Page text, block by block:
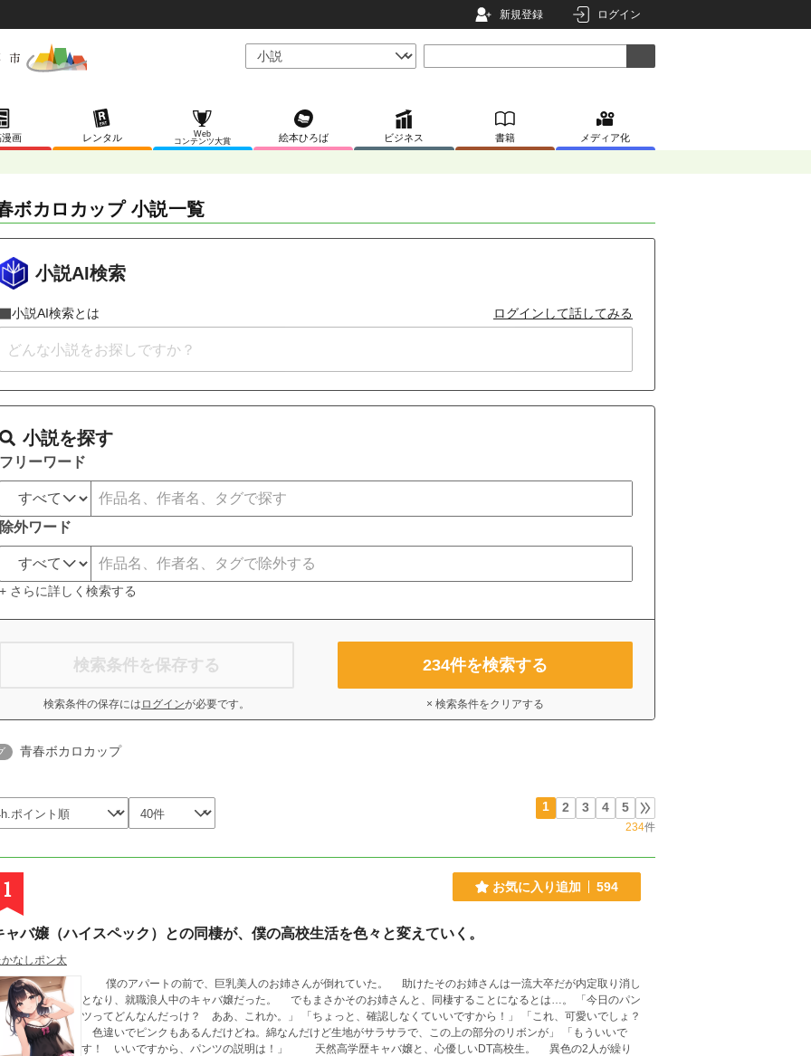
新規登録 ログイン
画 レンタル
Web
コンテンツ大賞
絵本ひろば ビジネス 書籍 メディア化
ボカロカップ 小説一覧
小説AI検索
小説AI検索とは ログインして話してみる
小説を探す
フリーワード
除外ワード
+ さらに詳しく検索する
検索条件を保存する
検索条件の保存には ログインが必要です。
234件を検索する
× 検索条件をクリアする
青春ボカロカップ
1 2 3 4 5
234件
1 お気に入り追加 594
ャバ嬢（ハイスペック）との同棲が、僕の高校生活を色々と変えていく。
なしポン太
僕のアパートの前で、巨乳美人のお姉さんが倒れていた。 助けたそのお姉さんは一流大卒だが内定取り消し
となり、就職浪人中のキャバ嬢だった。 でもまさかそのお姉さんと、同棲することになるとは…。 「今日のパン
ツってどんなんだっけ？ ああ、これか。」 「ちょっと、確認しなくていいですから！」 「これ、可愛いでしょ？
色違いでピンクもあるんだけどね。綿なんだけど生地がサラサラで、この上の部分のリボンが」 「もういいで
す！ いいですから、パンツの説明は！」 天然高学歴キャバ嬢と、心優しいDT高校生。 異色の2人が繰り